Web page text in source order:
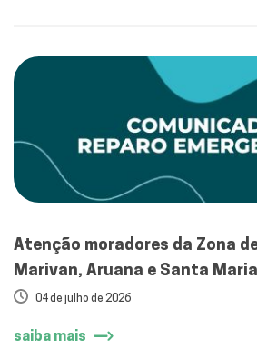
Atenção moradores da Zona
Marivan, Aruana e Santa
04 de julho de 2026
saiba mais